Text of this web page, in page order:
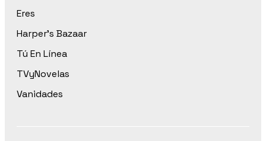
Eres
Harper’s Bazaar
Tú En Línea
TVyNovelas
Vanidades